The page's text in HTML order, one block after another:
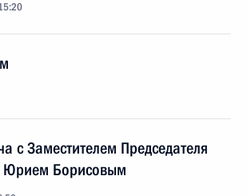
с Заместителем Председателя
Юрием Борисовым